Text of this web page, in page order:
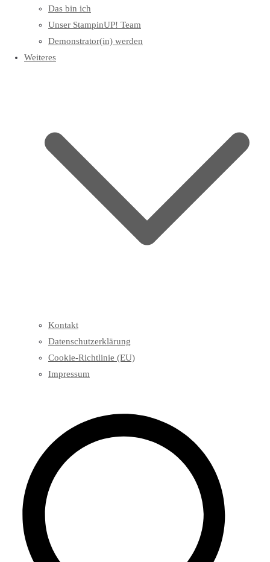
Das bin ich
Unser StampinUP! Team
Demonstrator(in) werden
Weiteres
Kontakt
Datenschutzerklärung
Cookie-Richtlinie (EU)
Impressum